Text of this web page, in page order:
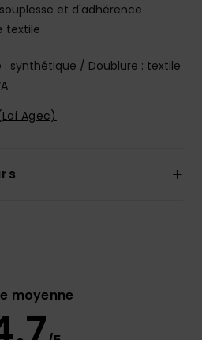
et d'adhérence
textile
: synthétique / Doublure : textile
Agec)
moyenne